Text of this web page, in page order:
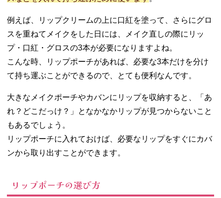
つけよう
例えば、リップクリームの上に口紅を塗って、さらにグロ
スを重ねてメイクをした日には、メイク直しの際にリッ
プ・口紅・グロスの3本が必要になりますよね。
こんな時、リップポーチがあれば、必要な3本だけを分け
て持ち運ぶことができるので、とても便利なんです。
大きなメイクポーチやカバンにリップを収納すると、「あ
れ？どこだっけ？」となかなかリップが見つからないこと
もあるでしょう。
リップポーチに入れておけば、必要なリップをすぐにカバ
ンから取り出すことができます。
リップポーチの選び方